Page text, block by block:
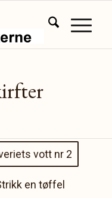
vott nr 2
en tøffel